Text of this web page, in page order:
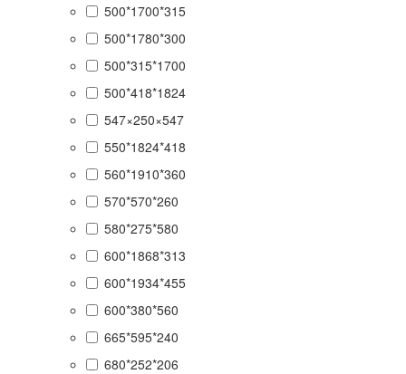
500*1700*315
500*1780*300
500*315*1700
500*418*1824
547×250×547
550*1824*418
560*1910*360
570*570*260
580*275*580
600*1868*313
600*1934*455
600*380*560
665*595*240
680*252*206